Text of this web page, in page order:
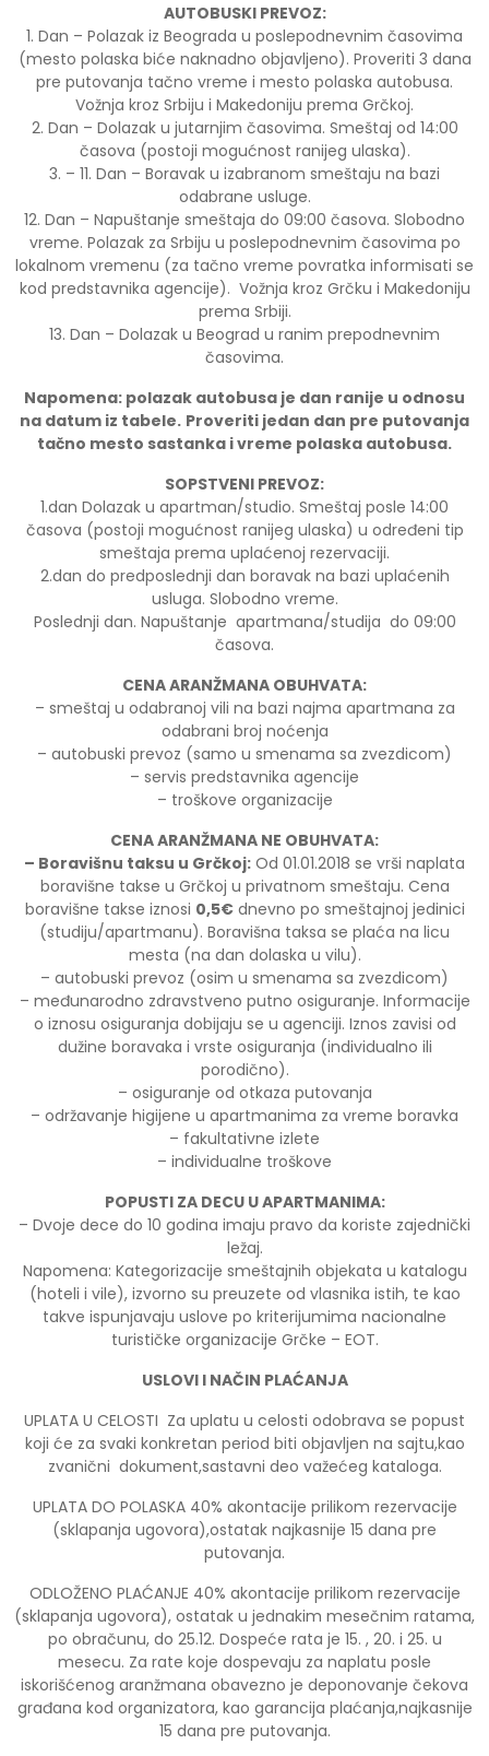
AUTOBUSKI PREVOZ:
1. Dan – Polazak iz Beograda u poslepodnevnim časovima
(mesto polaska biće naknadno objavljeno). Proveriti 3 dana
pre putovanja tačno vreme i mesto polaska autobusa.
Vožnja kroz Srbiju i Makedoniju prema Grčkoj.
2. Dan – Dolazak u jutarnjim časovima. Smeštaj od 14:00
časova (postoji mogućnost ranijeg ulaska).
3. – 11. Dan – Boravak u izabranom smeštaju na bazi
odabrane usluge.
12. Dan – Napuštanje smeštaja do 09:00 časova. Slobodno
vreme. Polazak za Srbiju u poslepodnevnim časovima po
lokalnom vremenu (za tačno vreme povratka informisati se
kod predstavnika agencije). Vožnja kroz Grčku i Makedoniju
prema Srbiji.
13. Dan – Dolazak u Beograd u ranim prepodnevnim
časovima.
Napomena: polazak autobusa je dan ranije u odnosu
na datum iz tabele. Proveriti jedan dan pre putovanja
tačno mesto sastanka i vreme polaska autobusa.
SOPSTVENI PREVOZ:
1.dan Dolazak u apartman/studio. Smeštaj posle 14:00
časova (postoji mogućnost ranijeg ulaska) u određeni tip
smeštaja prema uplaćenoj rezervaciji.
2.dan do predposlednji dan boravak na bazi uplaćenih
usluga. Slobodno vreme.
Poslednji dan. Napuštanje apartmana/studija do 09:00
časova.
CENA ARANŽMANA OBUHVATA:
– smeštaj u odabranoj vili na bazi najma apartmana za
odabrani broj noćenja
– autobuski prevoz (samo u smenama sa zvezdicom)
– servis predstavnika agencije
– troškove organizacije
CENA ARANŽMANA NE OBUHVATA:
– Boravišnu taksu u Grčkoj: Od 01.01.2018 se vrši naplata
boravišne takse u Grčkoj u privatnom smeštaju. Cena
boravišne takse iznosi 0,5€dnevno po smeštajnoj jedinici
(studiju/apartmanu). Boravišna taksa se plaća na licu
mesta (na dan dolaska u vilu).
– autobuski prevoz (osim u smenama sa zvezdicom)
– međunarodno zdravstveno putno osiguranje. Informacije
o iznosu osiguranja dobijaju se u agenciji. Iznos zavisi od
dužine boravaka i vrste osiguranja (individualno ili
porodično).
– osiguranje od otkaza putovanja
– održavanje higijene u apartmanima za vreme boravka
– fakultativne izlete
– individualne troškove
POPUSTI ZA DECU U APARTMANIMA:
– Dvoje dece do 10 godina imaju pravo da koriste zajednički
ležaj.
Napomena: Kategorizacije smeštajnih objekata u katalogu
(hoteli i vile), izvorno su preuzete od vlasnika istih, te kao
takve ispunjavaju uslove po kriterijumima nacionalne
turističke organizacije Grčke – EOT.
USLOVI I NAČIN PLAĆANJA
UPLATA U CELOSTI Za uplatu u celosti odobrava se popust
koji će za svaki konkretan period biti objavljen na sajtu,kao
zvanični dokument,sastavni deo važećeg kataloga.
UPLATA DO POLASKA 40% akontacije prilikom rezervacije
(sklapanja ugovora),ostatak najkasnije 15 dana pre
putovanja.
ODLOŽENO PLAĆANJE 40% akontacije prilikom rezervacije
(sklapanja ugovora), ostatak u jednakim mesečnim ratama,
po obračunu, do 25.12. Dospeće rata je 15. , 20. i 25. u
mesecu. Za rate koje dospevaju za naplatu posle
iskorišćenog aranžmana obavezno je deponovanje čekova
građana kod organizatora, kao garancija plaćanja,najkasnije
15 dana pre putovanja.